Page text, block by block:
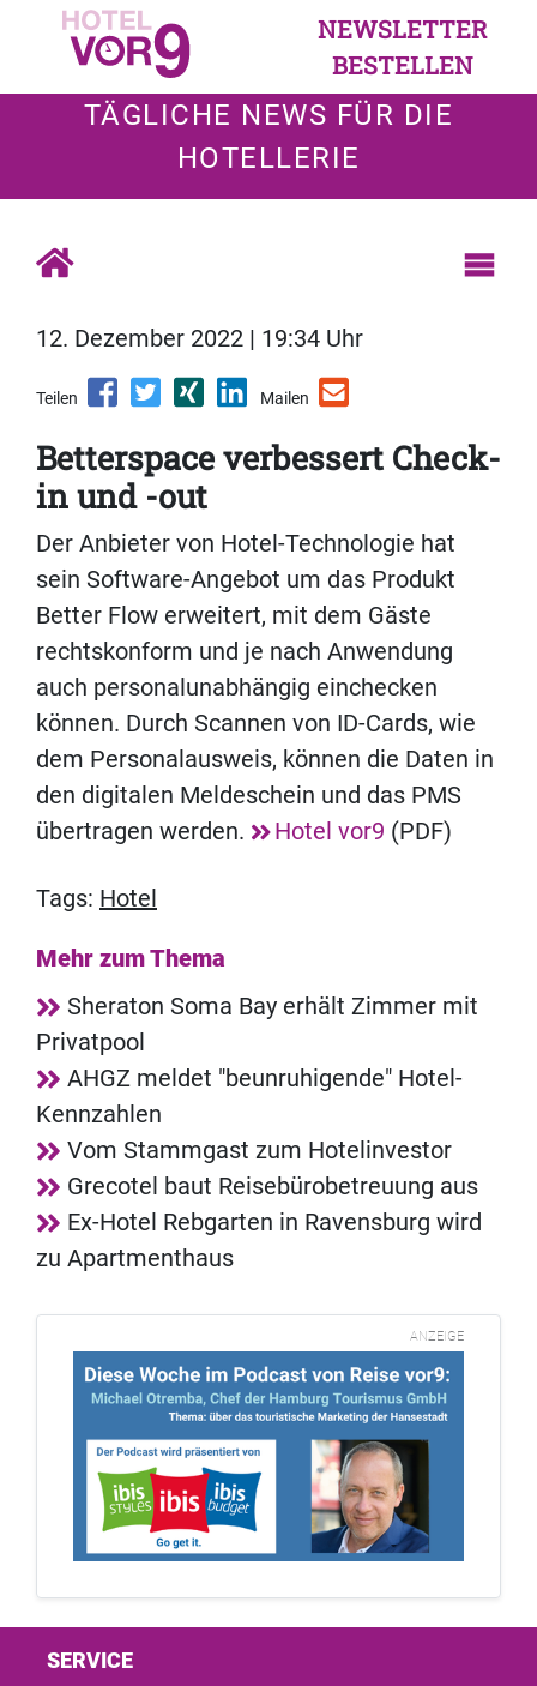
NEWSLETTER
BESTELLEN
TÄGLICHE NEWS FÜR DIE
HOTELLERIE
12. Dezember 2022 | 19:34 Uhr
Teilen Mailen
Betterspace verbessert Check-
in und -out
Der Anbieter von Hotel-Technologie hat
sein Software-Angebot um das Produkt
Better Flow erweitert, mit dem Gäste
rechtskonform und je nach Anwendung
auch personalunabhängig einchecken
können. Durch Scannen von ID-Cards, wie
dem Personalausweis, können die Daten in
den digitalen Meldeschein und das PMS
übertragen werden.
Hotel vor9 (PDF)
Tags: Hotel
Mehr zum Thema
Sheraton Soma Bay erhält Zimmer mit
Privatpool
AHGZ meldet "beunruhigende" Hotel-
Kennzahlen
Vom Stammgast zum Hotelinvestor
Grecotel baut Reisebürobetreuung aus
Ex-Hotel Rebgarten in Ravensburg wird
zu Apartmenthaus
ANZEIGE
SERVICE